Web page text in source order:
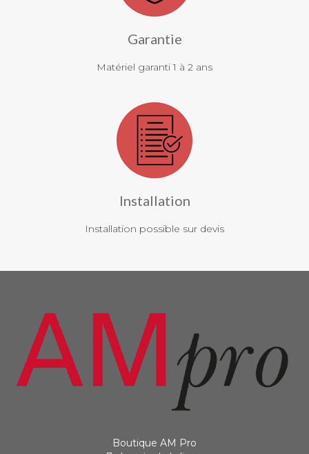
Garantie
Matériel garanti 1 à 2 ans
Installation
Installation possible sur devis
Boutique AM Pro